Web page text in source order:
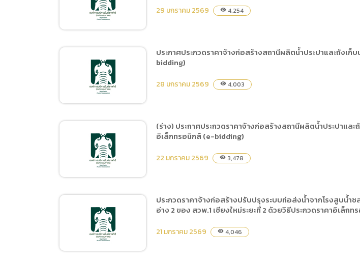
เตรียมคู่มือ วัสดุอุปกรณ์
สำหรับผู้เข้าร่วมกิจกรรม
ด้วยวิธีประกวดราคา
อิเล็กทรอนิกส์ (e-bibding)
ประกาศจ้างที่ปรึกษา
โครงการสำรวจและจัดทำ
แผนการบริหารจัดการเชียง
ใหม่ไนท์ซาฟารี เพื่อเป็นแหล่ง
ท่องเที่ยว Natural Theme
Park ที่มีมาตรฐานระดับ
สากล พ.ศ. 2569-2570
โดยวิธีประกาศเชืญชวน
ทั่วไป
29 มกราคม 2569 visibility 4,254
ประกาศประกวดราคาจ้าง
ก่อสร้างสถานีผลิตน้ำประปา
และถังเก็บน้ำทดแทนการใช้
น้ำประปาจากประปาภูมิภาค
ด้วยวิธีประกวดราคา
อิเล็กทรอนิกส์ (e-bidding)
ประกาศประกวดราคาจ้างก่อสร้างสถานีผลิตน้ำประปาและถังเ
bidding)
28 มกราคม 2569 visibility 4,003
(ร่าง) ประกาศประกวดราคา
จ้างก่อสร้างสถานีผลิตน้ำ
ประปาและถังเก็บน้ำทดแทน
การใช้น้ำประปาจากประปา
(ร่าง) ประกาศประกวดราคาจ้างก่อสร้างสถานีผลิตน้ำประปาแล
อิเล็กทรอนิกส์ (e-bidding)
22 มกราคม 2569 visibility 3,478
ประกวดราคาจ้างก่อสร้างปรับปรุงระบบท่อส่งน้ำจากโรงสูบน้ำ
อ่าง 2 ของ สวพ.1 เชียงใหม่ระยะที่ 2 ด้วยวิธีประกวดราคาอิเล็ก
21 มกราคม 2569 visibility 4,046